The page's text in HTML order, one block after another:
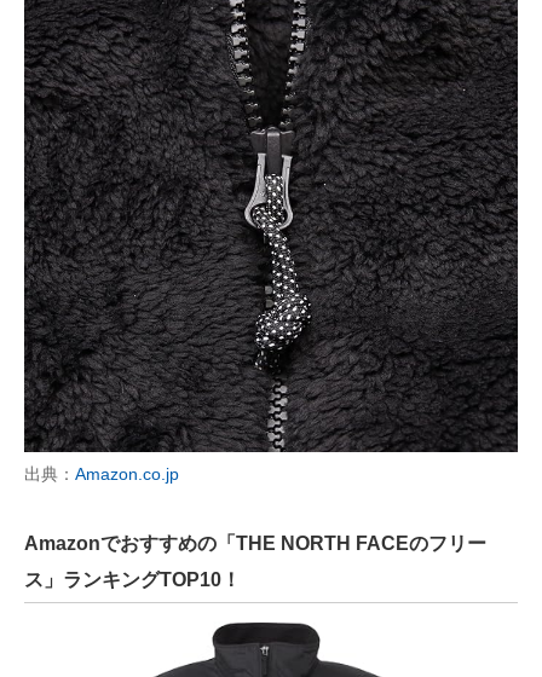
出典： Amazon.co.jp
Amazonでおすすめの「THE NORTH FACEのフリー
ス」ランキングTOP10！